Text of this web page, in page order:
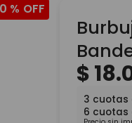
%
$18.
3 cuotas
6 cuotas